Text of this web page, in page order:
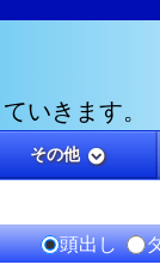
いきます。
その他
頭出し